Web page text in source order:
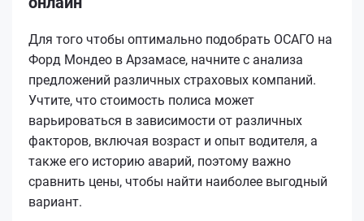
Для того чтобы оптимально подобрать ОСАГО на
Форд Мондео в Арзамасе, начните с анализа
предложений различных страховых компаний.
Учтите, что стоимость полиса может
варьироваться в зависимости от различных
факторов, включая возраст и опыт водителя, а
также его историю аварий, поэтому важно
сравнить цены, чтобы найти наиболее выгодный
вариант.